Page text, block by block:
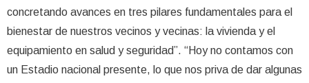
concretando avances en tres pilares fundamentales para el
bienestar de nuestros vecinos y vecinas: la vivienda y el
equipamiento en salud y seguridad”. “Hoy no contamos con
un Estadio nacional presente, lo que nos priva de dar algunas